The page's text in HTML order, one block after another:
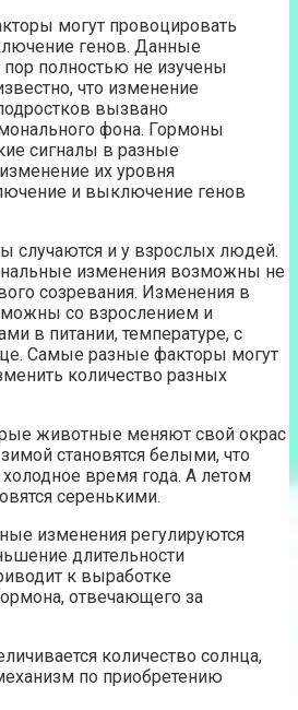
могут провоцировать
генов. Данные
полностью не изучены
что изменение
вызвано
фона. Гормоны
сигналы в разные
их уровня
и выключение генов
случаются и у взрослых людей.
изменения возможны не
созревания. Изменения в
со взрослением и
в питании, температуре, с
Самые разные факторы могут
количество разных
животные меняют свой окрас
становятся белыми, что
время года. А летом
серенькими.
изменения регулируются
длительности
к выработке
отвечающего за
количество солнца,
по приобретению